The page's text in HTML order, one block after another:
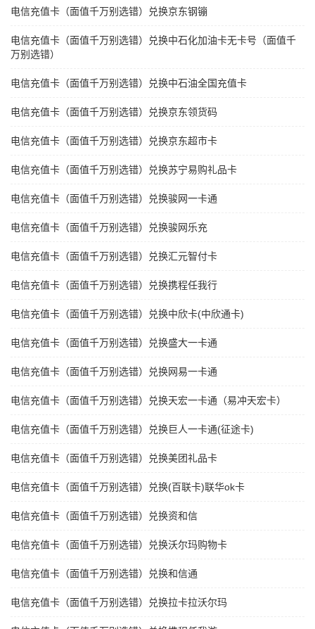
电信充值卡（面值千万别选错）兑换京东钢镚
电信充值卡（面值千万别选错）兑换中石化加油卡无卡号（面值千
万别选错）
电信充值卡（面值千万别选错）兑换中石油全国充值卡
电信充值卡（面值千万别选错）兑换京东领货码
电信充值卡（面值千万别选错）兑换京东超市卡
电信充值卡（面值千万别选错）兑换苏宁易购礼品卡
电信充值卡（面值千万别选错）兑换骏网一卡通
电信充值卡（面值千万别选错）兑换骏网乐充
电信充值卡（面值千万别选错）兑换汇元智付卡
电信充值卡（面值千万别选错）兑换携程任我行
电信充值卡（面值千万别选错）兑换中欣卡(中欣通卡)
电信充值卡（面值千万别选错）兑换盛大一卡通
电信充值卡（面值千万别选错）兑换网易一卡通
电信充值卡（面值千万别选错）兑换天宏一卡通（易冲天宏卡）
电信充值卡（面值千万别选错）兑换巨人一卡通(征途卡)
电信充值卡（面值千万别选错）兑换美团礼品卡
电信充值卡（面值千万别选错）兑换(百联卡)联华ok卡
电信充值卡（面值千万别选错）兑换资和信
电信充值卡（面值千万别选错）兑换沃尔玛购物卡
电信充值卡（面值千万别选错）兑换和信通
电信充值卡（面值千万别选错）兑换拉卡拉沃尔玛